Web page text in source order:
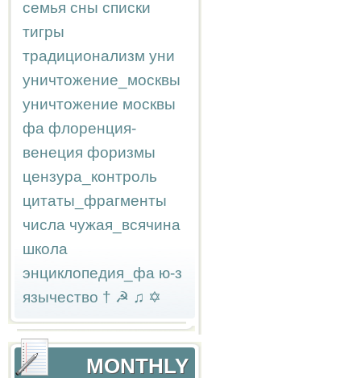
семья сны списки
тигры
традиционализм уни
уничтожение_москвы
уничтожение москвы
фа флоренция-
венеция форизмы
цензура_контроль
цитаты_фрагменты
числа чужая_всячина
школа
энциклопедия_фа ю-з
язычество † ☭ ♫ ✡
MONTHLY